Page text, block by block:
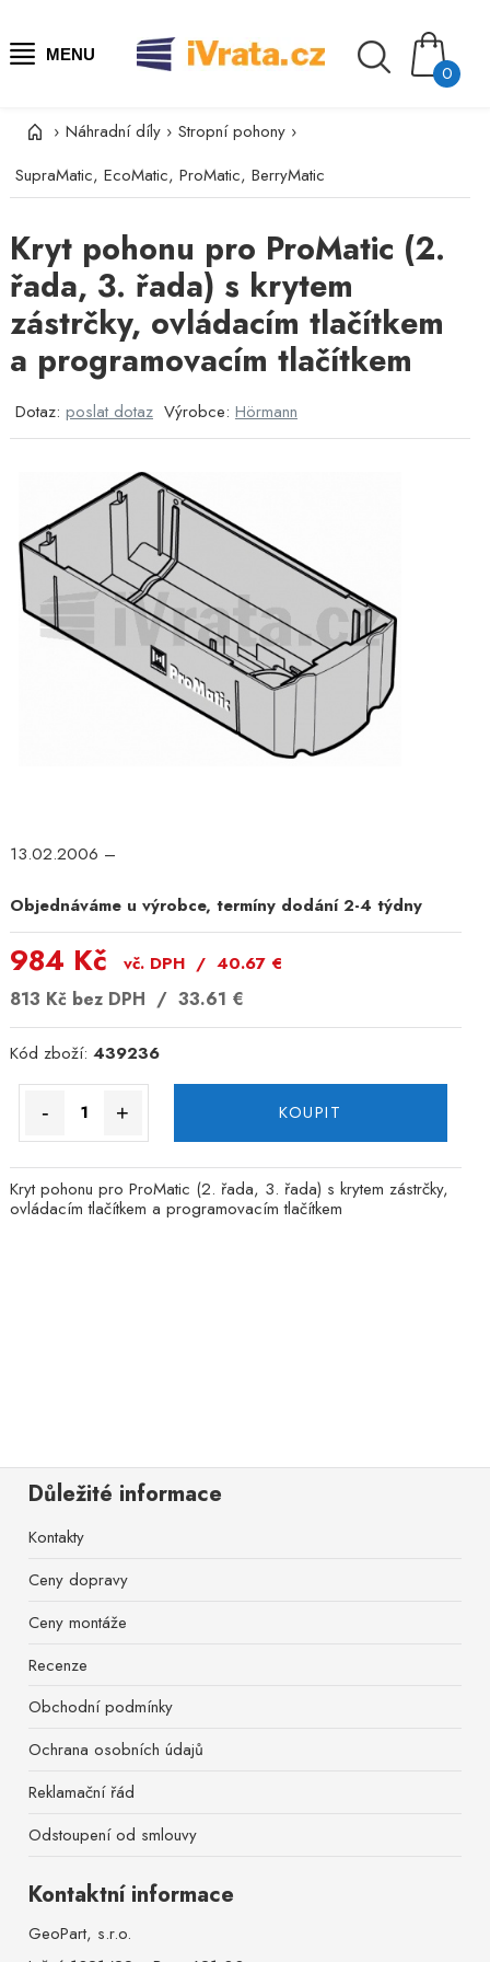
MENU
0
› Náhradní díly › Stropní pohony ›
SupraMatic, EcoMatic, ProMatic, BerryMatic
Kryt pohonu pro ProMatic (2.
řada, 3. řada) s krytem
zástrčky, ovládacím tlačítkem
a programovacím tlačítkem
Dotaz: poslat dotaz Výrobce: Hörmann
13.02.2006 –
Objednáváme u výrobce, termíny dodání 2-4 týdny
984 Kč vč. DPH / 40.67€
813 Kč bez DPH / 33.61 €
Kód zboží: 439236
- + KOUPIT
Kryt pohonu pro ProMatic (2. řada, 3. řada) s krytem zástrčky,
ovládacím tlačítkem a programovacím tlačítkem
Důležité informace
Kontakty
Ceny dopravy
Ceny montáže
Recenze
Obchodní podmínky
Ochrana osobních údajů
Reklamační řád
Odstoupení od smlouvy
Kontaktní informace
GeoPart, s.r.o.